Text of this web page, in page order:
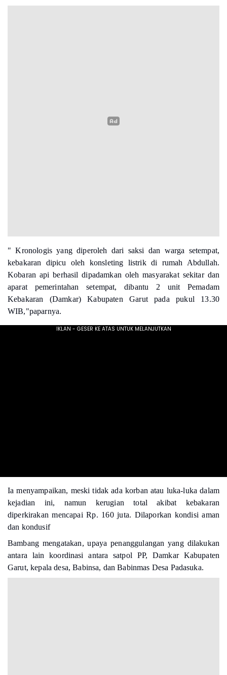
" Kronologis yang diperoleh dari saksi dan warga setempat,
kebakaran dipicu oleh konsleting listrik di rumah Abdullah.
Kobaran api berhasil dipadamkan oleh masyarakat sekitar dan
aparat pemerintahan setempat, dibantu 2 unit Pemadam
Kebakaran (Damkar) Kabupaten Garut pada pukul 13.30
WIB,"paparnya.
Ia menyampaikan, meski tidak ada korban atau luka-luka dalam
kejadian ini, namun kerugian total akibat kebakaran
diperkirakan mencapai Rp. 160 juta. Dilaporkan kondisi aman
dan kondusif
Bambang mengatakan, upaya penanggulangan yang dilakukan
antara lain koordinasi antara satpol PP, Damkar Kabupaten
Garut, kepala desa, Babinsa, dan Babinmas Desa Padasuka.